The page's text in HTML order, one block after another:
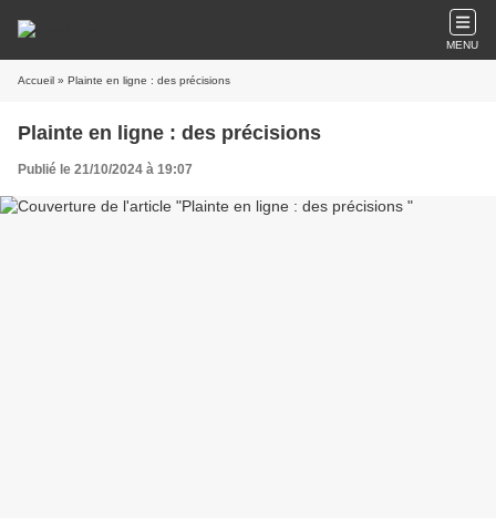
MENU
Accueil » Plainte en ligne : des précisions
Plainte en ligne : des précisions
Publié le 21/10/2024 à 19:07